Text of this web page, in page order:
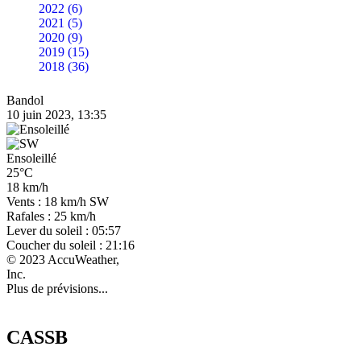
2022 (6)
2021 (5)
2020 (9)
2019 (15)
2018 (36)
Bandol
10 juin 2023, 13:35
Ensoleillé
25°C
18 km/h
Vents : 18 km/h SW
Rafales : 25 km/h
Lever du soleil : 05:57
Coucher du soleil : 21:16
© 2023 AccuWeather,
Inc.
Plus de prévisions...
CASSB